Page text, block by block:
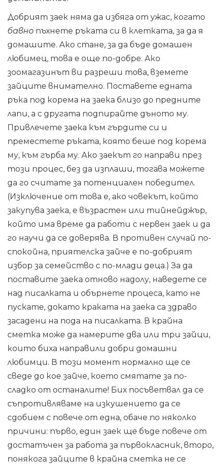
Добрият заек няма да избяга от ужас, когато
бавно пъхнете ръката си в клетката, за да я
домашите. Ако стане, за да бъде домашен
любимец, това е още по-добре. Ако
зоомагазинът ви разреши това, вземете
зайците внимателно. Поставете едната
ръка под корема на заека близо до предните
лапи, а с другата подпирайте дъното му.
Привлечете заека към гърдите си и
преместете ръката, която беше под корема
му, към гърба му. Ако заекът го направи през
този процес, без да изплаши, тогава можете
да го считате за потенциален победител.
(Изключение от това е, ако човекът, който
закупува заека, е възрастен или тийнейджър,
който има време да работи с нервен заек и да
го научи да се доверява. В противен случай по-
спокойна, приятелска зайче е по-добрият
избор за семейство с по-млади деца.) За да
поставите заека отново надолу, наведете се
над писалката и обърнете процеса, като не
пускате, докато краката на заека са здраво
засадени на пода на писалката. В крайна
сметка може да намерите два или три зайци,
които биха направили добри домашни
любимци. В този момент нормално ще се
сведе до кое зайче, което смятате за по-
сладко от останалите! Бих посъветвал да се
съпротивляваме на изкушението да се
сдобием с повече от една, обаче по няколко
причини: първо, един заек ще бъде повече от
достатъчен за работа за първокласник, второ,
понякога зайците в крайна сметка не се